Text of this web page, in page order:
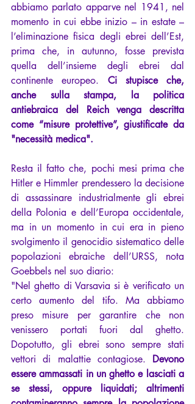
abbiamo parlato apparve nel 1941, nel
momento in cui ebbe inizio – in estate –
l’eliminazione fisica degli ebrei dell’Est,
prima che, in autunno, fosse prevista
quella dell’insieme degli ebrei dal
continente europeo. Ci stupisce che,
anche sulla stampa, la politica
antiebraica del Reich venga descritta
come “misure protettive”, giustificate da
"necessità medica".
Resta il fatto che, pochi mesi prima che
Hitler e Himmler prendessero la decisione
di assassinare industrialmente gli ebrei
della Polonia e dell’Europa occidentale,
ma in un momento in cui era in pieno
svolgimento il genocidio sistematico delle
popolazioni ebraiche dell’URSS, nota
Goebbels nel suo diario:
"Nel ghetto di Varsavia si è verificato un
certo aumento del tifo. Ma abbiamo
preso misure per garantire che non
venissero portati fuori dal ghetto.
Dopotutto, gli ebrei sono sempre stati
vettori di malattie contagiose. Devono
essere ammassati in un ghetto e lasciati a
se stessi, oppure liquidati; altrimenti